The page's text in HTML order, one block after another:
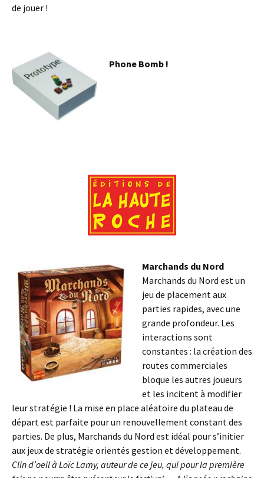
de jouer !
Phone Bomb !
Marchands du Nord
Marchands du Nord est un
jeu de placement aux
parties rapides, avec une
grande profondeur. Les
interactions sont
constantes : la création des
routes commerciales
bloque les autres joueurs
et les incitent à modifier
leur stratégie ! La mise en place aléatoire du plateau de
départ est parfaite pour un renouvellement constant des
parties. De plus, Marchands du Nord est idéal pour s’initier
aux jeux de stratégie orientés gestion et développement.
Clin d’oeil à Loïc Lamy, auteur de ce jeu, qui pour la première